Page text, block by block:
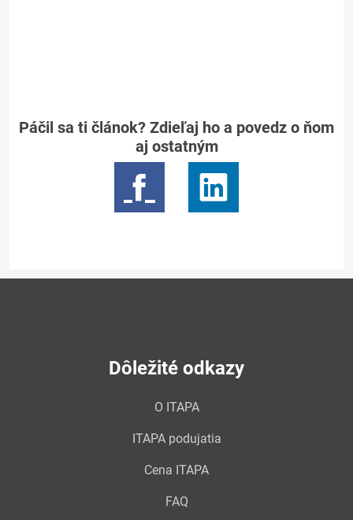
Páčil sa ti článok? Zdieľaj ho a povedz o ňom
aj ostatným
Dôležité odkazy
O ITAPA
ITAPA podujatia
Cena ITAPA
FAQ